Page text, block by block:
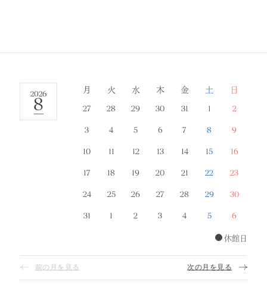
前の月を見る
2026年
8
月
次の月を見る
日
27 28 29 30 31 1 2
3 4 5 6 7 8 9
10 11 12 13 14 15 16
17 18 19 20 21 22 23
24 25 26 27 28 29 30
31 1 2 3 4 5 6
休館日